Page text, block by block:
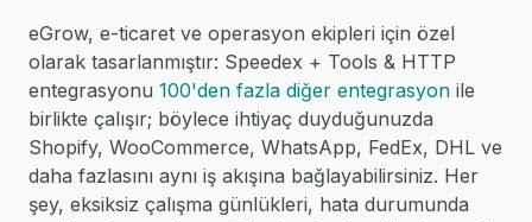
eGrow, e-ticaret ve operasyon ekipleri için özel
olarak tasarlanmıştır: Speedex + Tools & HTTP
entegrasyonu 100'den fazla diğer entegrasyon ile
birlikte çalışır; böylece ihtiyaç duyduğunuzda
Shopify, WooCommerce, WhatsApp, FedEx, DHL ve
daha fazlasını aynı iş akışına bağlayabilirsiniz. Her
şey, eksiksiz çalışma günlükleri, hata durumunda